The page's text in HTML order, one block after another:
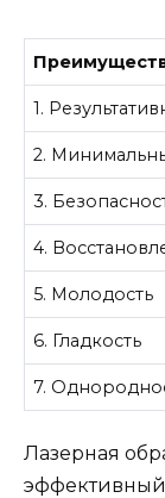
1.
2.
3.
4.
5. Молодость
6. Гладкость
7.
Лазерная
эффективный